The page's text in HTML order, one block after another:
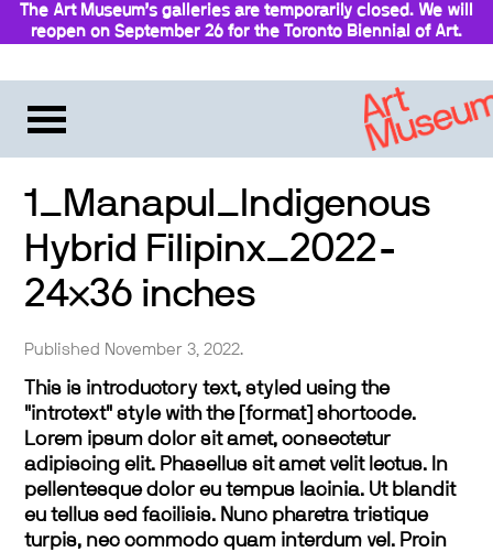
The Art Museum’s galleries are temporarily closed. We will
reopen on September 26 for the Toronto Biennial of Art.
1_Manapul_Indigenous
Hybrid Filipinx_2022-
24×36 inches
Published November 3, 2022.
This is introductory text, styled using the
"introtext" style with the [format] shortcode.
Lorem ipsum dolor sit amet, consectetur
adipiscing elit. Phasellus sit amet velit lectus. In
pellentesque dolor eu tempus lacinia. Ut blandit
eu tellus sed facilisis. Nunc pharetra tristique
turpis, nec commodo quam interdum vel. Proin